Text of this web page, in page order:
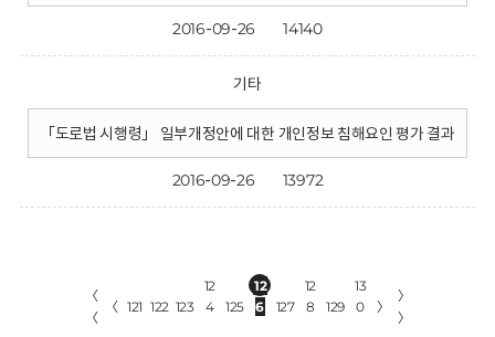
2016-09-26 14140
기타
「도로법 시행령」 일부개정안에 대한 개인정보 침해요인 평가 결과
2016-09-26 13972
〈
〈
〈 121 122 123
12
4
125
12
6
127
12
8
129
13
0
〉
〉
〉